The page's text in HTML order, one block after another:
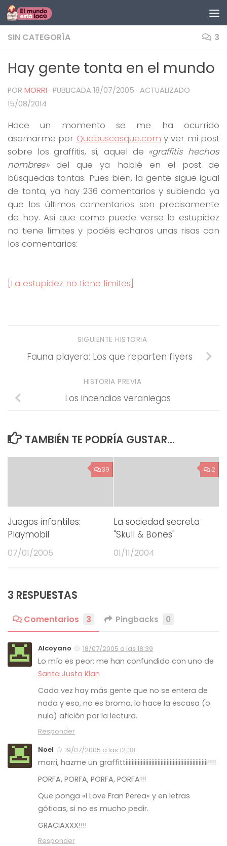
Saltar al contenido
SIN CATEGORÍA 3
Hay gente tonta en el mundo
POR MORRI · PUBLICADA 18/07/2005 · ACTUALIZADO
15/08/2014
Hace un momento se me ha ocurrido
asomarme por Quebuscasque.com y ver mi post
sobre los graffitis, sí, aquel de «graffitis hechos
nombres»del que ya hablé en el post de
búsquedas tontas. Pues bien, la gente sigue igual
de tonta, ya hay 236 comentarios y subiendo ya
que los últimos comentarios son precisamente
de hoy. Así que como puede verse la estupidez
no tiene límites y podéis echaros unas risas con
los comentarios:
[La estupidez no tiene límites]
SIGUIENTE HISTORIA
Fauna playera: Los que reparten flyers
HISTORIA PREVIA
Los incendios veraniegos
TAMBIÉN TE PODRÍA GUSTAR...
39
Juegos infantiles:
Playmobil
07/01/2005
2
La sociedad secreta
"Skull & Bones"
01/11/2004
3 RESPUESTAS
Comentarios 3 Pingbacks 0
Alcoyano 18/07/2005 a las 18:39
Lo mío es peor: me han confundido con uno de
Santa Justa Klan
Cada vez hay más gente que no se entera de
nada y eso, no es broma, lo hace la escasa (o
nula) afición por la lectura.
Responder
Noel
19/07/2005 a las 12:38
morri, hazme un graffittiiiiiiiiiiiiiiiiiiiiiiiiiiiiiiiiiiiiiiiiiiiiiiiiiiiiii!!!!
PORFA, PORFA, PORFA, PORFA!!!
Que ponga «I Love Fran Perea» y en letras
góticas, si no es mucho pedir.
GRACIAXXX!!!!
Responder